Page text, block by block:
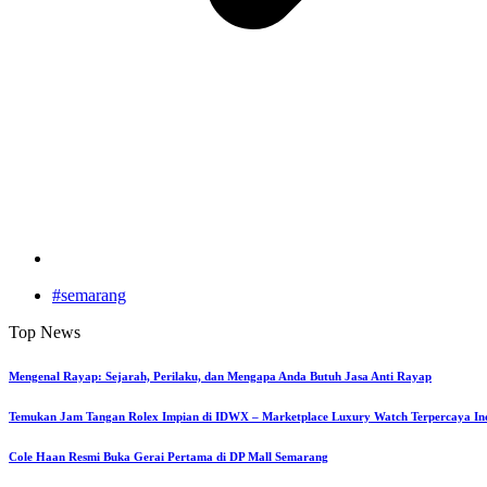
#semarang
Top News
Mengenal Rayap: Sejarah, Perilaku, dan Mengapa Anda Butuh Jasa Anti Rayap
Temukan Jam Tangan Rolex Impian di IDWX – Marketplace Luxury Watch Terpercaya
Cole Haan Resmi Buka Gerai Pertama di DP Mall Semarang